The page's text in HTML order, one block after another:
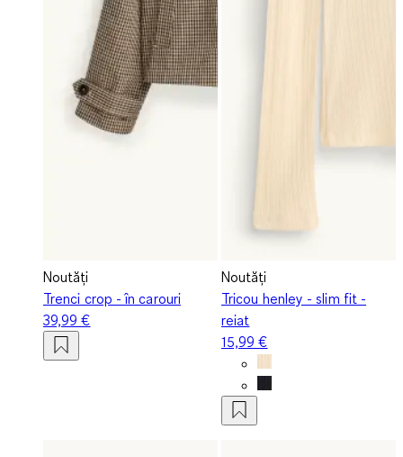
Noutăți
Trenci crop - în carouri
39,99 €
Noutăți
Tricou henley - slim fit -
reiat
15,99 €